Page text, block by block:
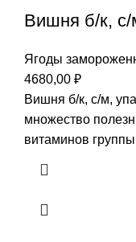
Вишня б/к, с/
Ягоды
4680,00 ₽
Вишня б/к, с/м,
множество
витаминов